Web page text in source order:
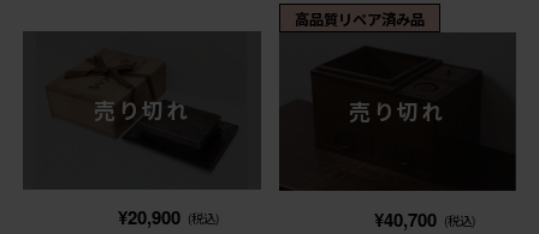
売り切れ
¥20,900 (税込)
高品質リペア済み品
売り切れ
¥40,700 (税込)